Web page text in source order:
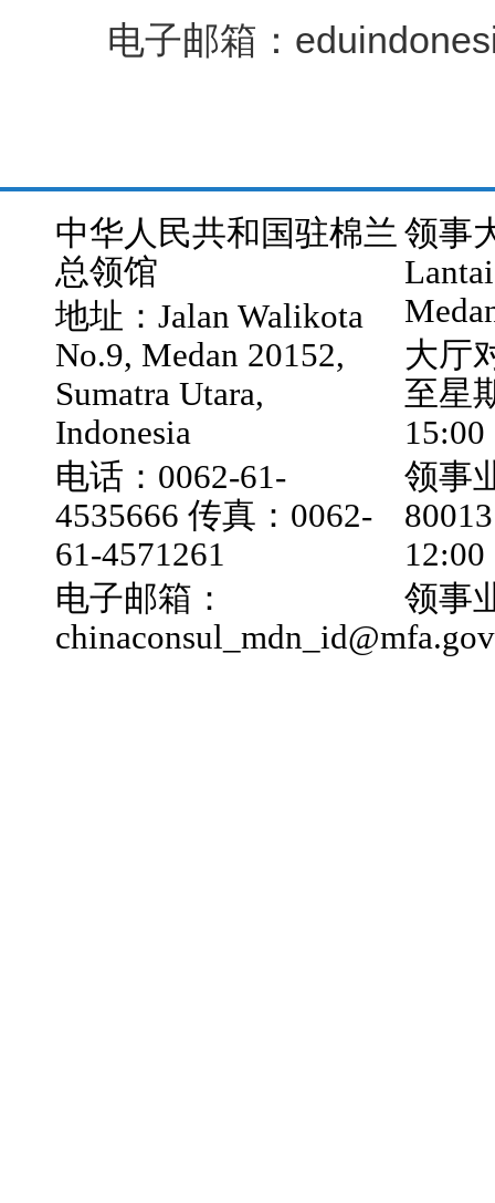
电子邮箱：
中华人民共和国驻棉兰
总领馆
地址：Jalan Walikota
No.9, Medan 20152,
Sumatra Utara,
Indonesia
电话：0062-61-
4535666 传真：0062-
61-4571261
电子邮箱：
领事
大厅
至星
15:00
领事
领事